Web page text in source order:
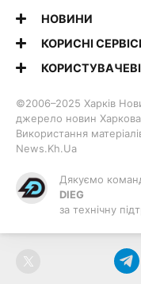
НОВИНИ
КОРИСНІ
КОРИСТУВАЧЕВІ
©2006–2025 Харків
джерело новин
Використання
News.Kh.Ua
Дякуємо
DIEG
за технічну